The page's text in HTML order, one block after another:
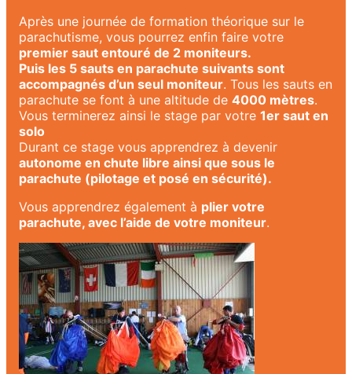
Après une journée de formation théorique sur le
parachutisme, vous pourrez enfin faire votre
premier saut entouré de 2 moniteurs.
Puis les 5 sauts en parachute suivants sont
accompagnés d’un seul moniteur. Tous les sauts en
parachute se font à une altitude de 4000 mètres.
Vous terminerez ainsi le stage par votre 1er saut en
solo
Durant ce stage vous apprendrez à devenir
autonome en chute libre ainsi que sous le
parachute (pilotage et posé en sécurité).
Vous apprendrez également à plier votre
parachute, avec l’aide de votre moniteur.